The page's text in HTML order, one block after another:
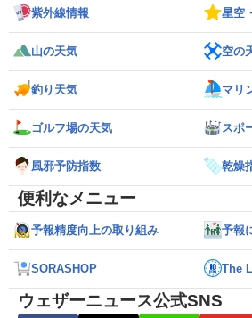
紫外線情報 星空
山の天気 空の
釣り天気 マリ
ゴルフ場の天気 スポ
風邪予防指数 乾燥
便利なメニュー
予報精度向上の取り組み 予報
SORASHOP The
ウェザーニュース公式SNS